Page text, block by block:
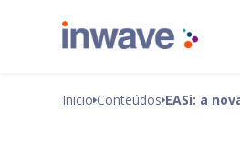
Inicio Conteúdos EASi: a